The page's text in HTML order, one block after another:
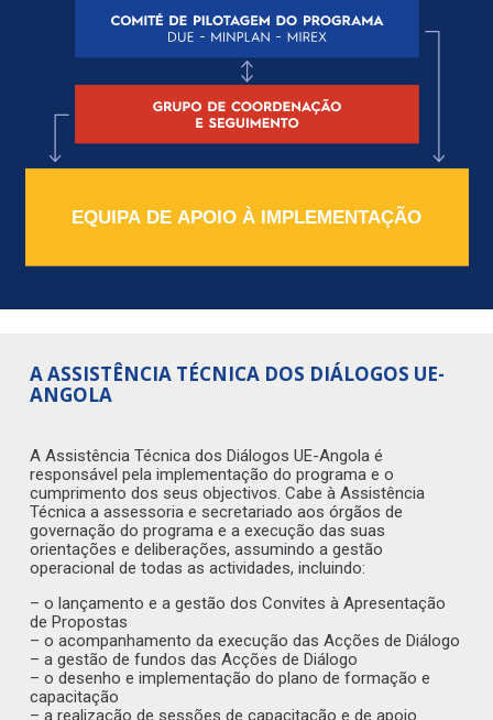
A ASSISTÊNCIA TÉCNICA DOS DIÁLOGOS UE-
ANGOLA
A Assistência Técnica dos Diálogos UE-Angola é
responsável pela implementação do programa e o
cumprimento dos seus objectivos. Cabe à Assistência
Técnica a assessoria e secretariado aos órgãos de
governação do programa e a execução das suas
orientações e deliberações, assumindo a gestão
operacional de todas as actividades, incluindo:
– o lançamento e a gestão dos Convites à Apresentação
de Propostas
– o acompanhamento da execução das Acções de Diálogo
– a gestão de fundos das Acções de Diálogo
– o desenho e implementação do plano de formação e
capacitação
– a realização de sessões de capacitação e de apoio